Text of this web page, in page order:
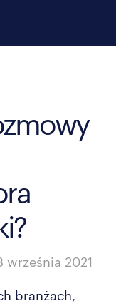
września 2021
branżach,